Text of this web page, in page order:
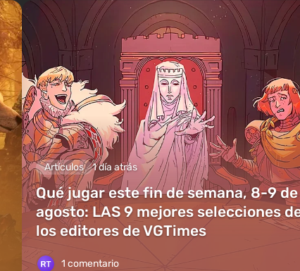
Artículos 1 día atrás
Qué jugar este fin de semana, 8-9 de
agosto: LAS 9 mejores selecciones
los editores de VGTimes
1 comentario